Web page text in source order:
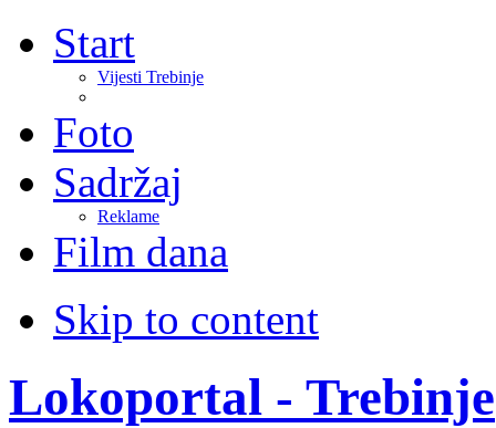
Start
Vijesti Trebinje
Foto
Sadržaj
Reklame
Film dana
Skip to content
Lokoportal - Trebinje